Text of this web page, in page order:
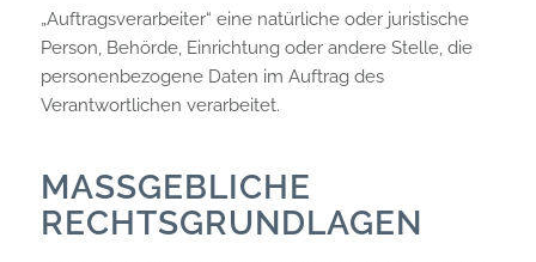
„Auftragsverarbeiter“ eine natürliche oder juristische
Person, Behörde, Einrichtung oder andere Stelle, die
personenbezogene Daten im Auftrag des
Verantwortlichen verarbeitet.
MASSGEBLICHE R
ECHTSGRUNDLAGEN